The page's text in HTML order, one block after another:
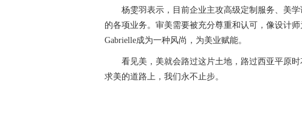
杨雯羽表示，目前企业主攻高级定制服务、美
的各项业务。审美需要被充分尊重和认可，像设计
Gabrielle成为一种风尚，为美业赋能。
看见美，美就会路过这片土地，路过西亚平原
求美的道路上，我们永不止步。